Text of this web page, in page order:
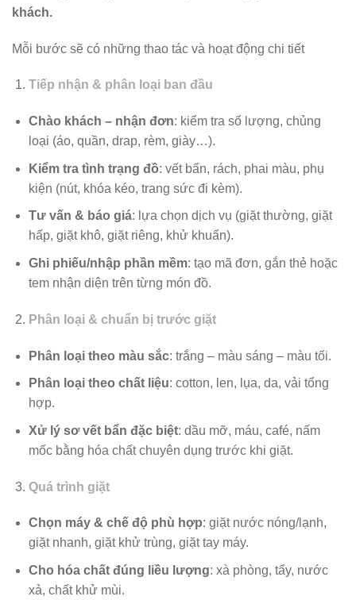
khách.
Mỗi bước sẽ có những thao tác và hoạt động chi tiết
Tiếp nhận & phân loại ban đầu
Chào khách – nhận đơn: kiểm tra số lượng, chủng
loại (áo, quần, drap, rèm, giày…).
Kiểm tra tình trạng đồ: vết bẩn, rách, phai màu, phụ
kiện (nút, khóa kéo, trang sức đi kèm).
Tư vấn & báo giá: lựa chọn dịch vụ (giặt thường, giặt
hấp, giặt khô, giặt riêng, khử khuẩn).
Ghi phiếu/nhập phần mềm: tạo mã đơn, gắn thẻ hoặc
tem nhận diện trên từng món đồ.
Phân loại & chuẩn bị trước giặt
Phân loại theo màu sắc: trắng – màu sáng – màu tối.
Phân loại theo chất liệu: cotton, len, lụa, da, vải tổng
hợp.
Xử lý sơ vết bẩn đặc biệt: dầu mỡ, máu, café, nấm
mốc bằng hóa chất chuyên dụng trước khi giặt.
Quá trình giặt
Chọn máy & chế độ phù hợp: giặt nước nóng/lạnh,
giặt nhanh, giặt khử trùng, giặt tay máy.
Cho hóa chất đúng liều lượng: xà phòng, tẩy, nước
xả, chất khử mùi.